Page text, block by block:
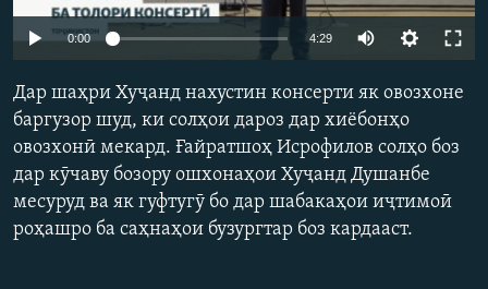
ГУЗОРИШҲОИ РАДИОӢ
Русский
ПАЙГИРӢ КУНЕД
Ҳамаи сомонаҳои RFE/RL
Auto 240p 360p
720p
0:00 4:29
480p
1080p
Дар шаҳри Хуҷанд нахустин консерти як овозхоне
баргузор шуд, ки солҳои дароз дар хиёбонҳо
овозхонӣ мекард. Ғайратшоҳ Исрофилов солҳо боз
дар кӯчаву бозору ошхонаҳои Хуҷанд Душанбе
месуруд ва як гуфтугӯ бо дар шабакаҳои иҷтимоӣ
роҳашро ба саҳнаҳои бузургтар боз кардааст.